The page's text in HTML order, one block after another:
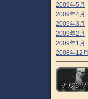
2009年5月
2009年4月
2009年3月
2009年2月
2009年1月
2008年12月